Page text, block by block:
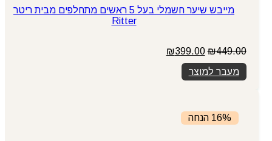
מייבש שיער חשמלי בעל 5 ראשים מתחלפים מבית ריטר
Ritter
₪449.00
המחיר
המקורי
היה:
₪449.00.
₪399.00
מעבר למוצר
16% הנחה